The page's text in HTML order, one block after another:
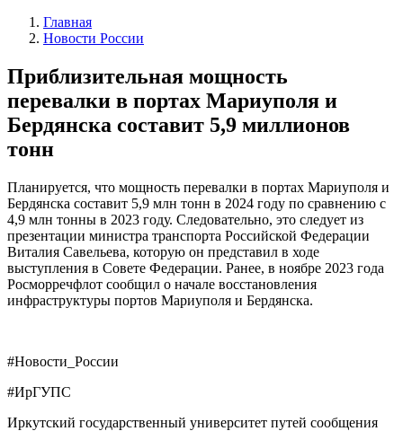
Главная
Новости России
Приблизительная мощность
перевалки в портах Мариуполя и
Бердянска составит 5,9 миллионов
тонн
Планируется, что мощность перевалки в портах Мариуполя и
Бердянска составит 5,9 млн тонн в 2024 году по сравнению с
4,9 млн тонны в 2023 году. Следовательно, это следует из
презентации министра транспорта Российской Федерации
Виталия Савельева, которую он представил в ходе
выступления в Совете Федерации. Ранее, в ноябре 2023 года
Росморречфлот сообщил о начале восстановления
инфраструктуры портов Мариуполя и Бердянска.
#Новости_России
#ИрГУПС
Иркутский государственный университет путей сообщения